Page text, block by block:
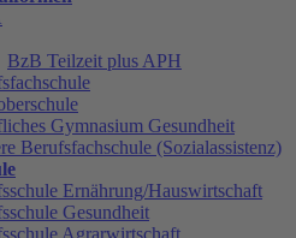
BzB Teilzeit plus APH
Gymnasium Gesundheit
Berufsfachschule (Sozialassistenz)
Ernährung/Hauswirtschaft
Gesundheit
Agrarwirtschaft